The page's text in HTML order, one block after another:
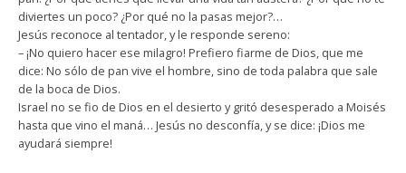
diviertes un poco? ¿Por qué no la pasas mejor?…
Jesús reconoce al tentador, y le responde sereno:
– ¡No quiero hacer ese milagro! Prefiero fiarme de Dios, que me
dice: No sólo de pan vive el hombre, sino de toda palabra que sale
de la boca de Dios.
Israel no se fio de Dios en el desierto y gritó desesperado a Moisés
hasta que vino el maná… Jesús no desconfía, y se dice: ¡Dios me
ayudará siempre!